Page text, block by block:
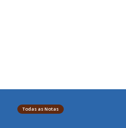
Todas as Notas